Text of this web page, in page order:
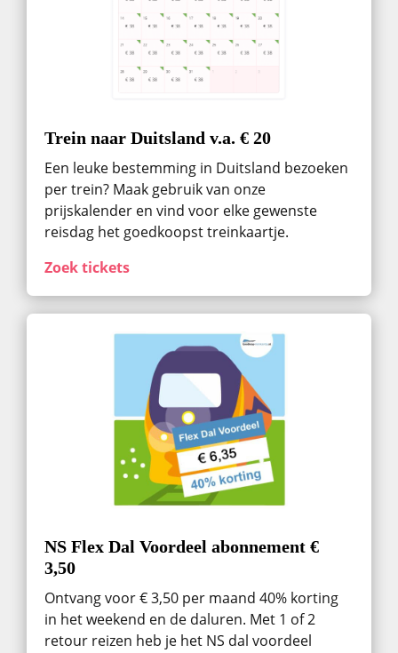
Trein naar Duitsland v.a. € 20
Een leuke bestemming in Duitsland bezoeken
per trein? Maak gebruik van onze
prijskalender en vind voor elke gewenste
reisdag het goedkoopst treinkaartje.
Zoek tickets
NS Flex Dal Voordeel abonnement €
3,50
Ontvang voor € 3,50 per maand 40% korting
in het weekend en de daluren. Met 1 of 2
retour reizen heb je het NS dal voordeel